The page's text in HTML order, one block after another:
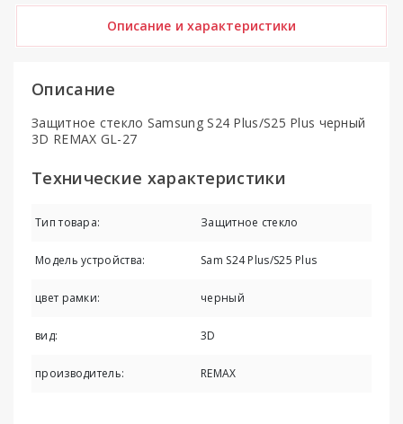
Описание и характеристики
Описание
Защитное стекло Samsung S24 Plus/S25 Plus черный
3D REMAX GL-27
Технические характеристики
Тип товара: Защитное стекло
Модель устройства: Sam S24 Plus/S25 Plus
цвет рамки: черный
вид: 3D
производитель: REMAX